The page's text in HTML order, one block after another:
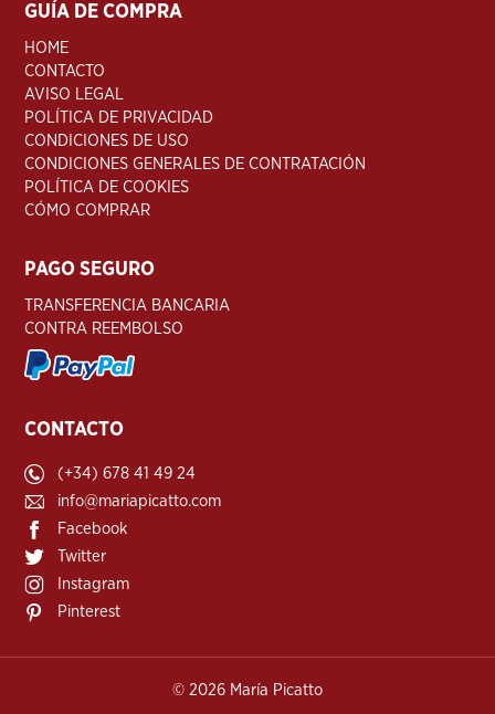
GUÍA DE COMPRA
HOME
CONTACTO
AVISO LEGAL
POLÍTICA DE PRIVACIDAD
CONDICIONES DE USO
CONDICIONES GENERALES DE CONTRATACIÓN
POLÍTICA DE COOKIES
CÓMO COMPRAR
PAGO SEGURO
TRANSFERENCIA BANCARIA
CONTRA REEMBOLSO
CONTACTO
(+34) 678 41 49 24
info@mariapicatto.com
Facebook
Twitter
Instagram
Pinterest
© 2026 María Picatto